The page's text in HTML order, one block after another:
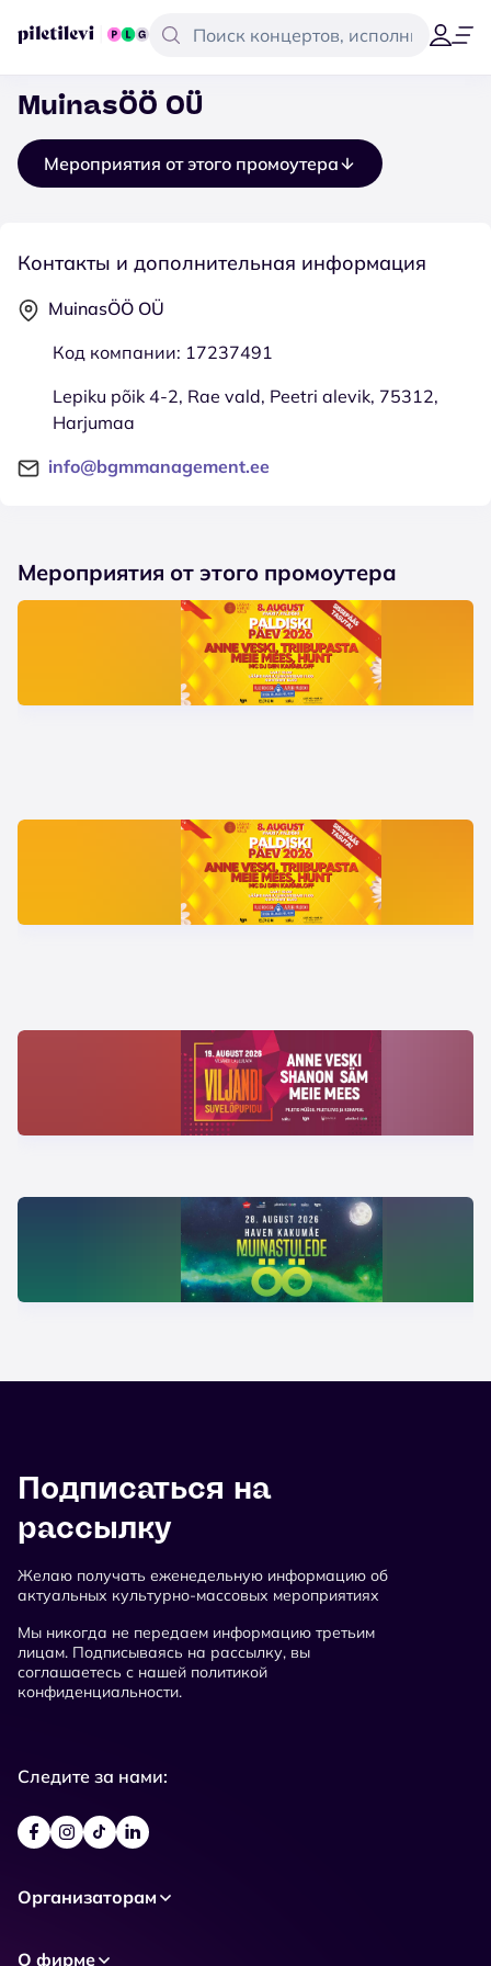
MuinasÖÖ OÜ
Мероприятия от этого промоутера
Контакты и дополнительная информация
MuinasÖÖ OÜ
Код компании: 17237491
Lepiku põik 4-2, Rae vald, Peetri alevik, 75312,
Harjumaa
info@bgmmanagement.ee
Мероприятия от этого промоутера
Подписаться на
рассылку
Желаю получать еженедельную информацию об
актуальных культурно-массовых мероприятиях
Мы никогда не передаем информацию третьим
лицам. Подписываясь на рассылку, вы
соглашаетесь с нашей политикой
конфиденциальности.
Следите за нами:
Организаторам
О фирме